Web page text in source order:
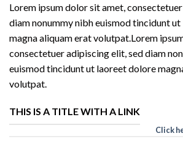
Lorem ipsum dolor sit amet,
diam nonummy nibh euismod tincidunt
magna aliquam erat volutpat.Lorem
consectetuer adipiscing elit, sed diam
euismod tincidunt ut laoreet dolore
volutpat.
THIS IS A TITLE WITH A LINK
Click